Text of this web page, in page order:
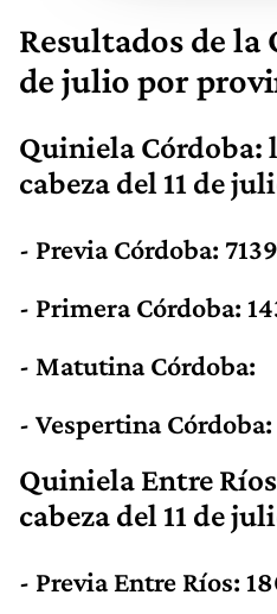
Resultados de la
de julio por
Quiniela Córdoba:
cabeza del 11 de
- Previa Córdoba: 7139
- Primera Córdoba:
- Matutina Córdoba:
- Vespertina Córdoba:
Quiniela Entre
cabeza del 11 de
- Previa Entre Ríos: